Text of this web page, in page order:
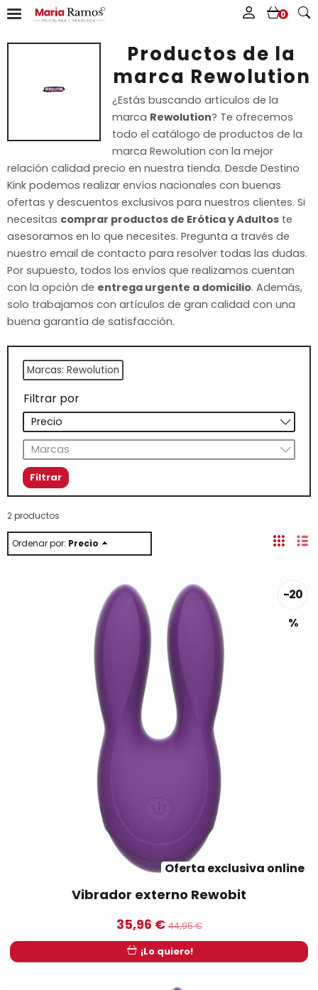
0
Productos de la
marca Rewolution
¿Estás buscando artículos de la
marca Rewolution? Te ofrecemos
todo el catálogo de productos de la
marca Rewolution con la mejor
relación calidad precio en nuestra tienda. Desde Destino
Kink podemos realizar envíos nacionales con buenas
ofertas y descuentos exclusivos para nuestros clientes. Si
necesitas comprar productos de Erótica y Adultos te
asesoramos en lo que necesites. Pregunta a través de
nuestro email de contacto para resolver todas las dudas.
Por supuesto, todos los envíos que realizamos cuentan
con la opción de entrega urgente a domicilio. Además,
solo trabajamos con artículos de gran calidad con una
buena garantía de satisfacción.
Marcas: Rewolution
Filtrar por
Precio
Marcas
2 productos
Ordenar por: Precio
Oferta exclusiva online
-20
%
Vibrador externo Rewobit
35,96 €44,95 €
¡Lo quiero!